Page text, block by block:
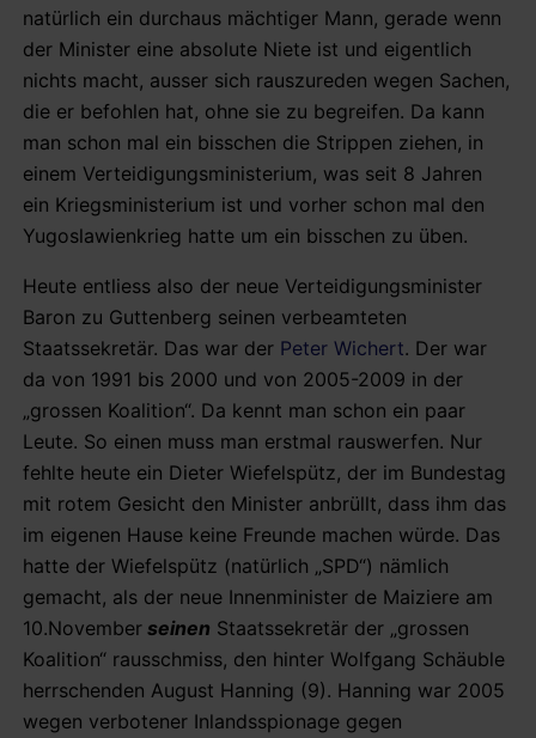
natürlich ein durchaus mächtiger Mann, gerade wenn
der Minister eine absolute Niete ist und eigentlich
nichts macht, ausser sich rauszureden wegen Sachen,
die er befohlen hat, ohne sie zu begreifen. Da kann
man schon mal ein bisschen die Strippen ziehen, in
einem Verteidigungsministerium, was seit 8 Jahren
ein Kriegsministerium ist und vorher schon mal den
Yugoslawienkrieg hatte um ein bisschen zu üben.
Heute entliess also der neue Verteidigungsminister
Baron zu Guttenberg seinen verbeamteten
Staatssekretär. Das war der Peter Wichert. Der war
da von 1991 bis 2000 und von 2005-2009 in der
„grossen Koalition“. Da kennt man schon ein paar
Leute. So einen muss man erstmal rauswerfen. Nur
fehlte heute ein Dieter Wiefelspütz, der im Bundestag
mit rotem Gesicht den Minister anbrüllt, dass ihm das
im eigenen Hause keine Freunde machen würde. Das
hatte der Wiefelspütz (natürlich „SPD“) nämlich
gemacht, als der neue Innenminister de Maiziere am
10.November seinen Staatssekretär der „grossen
Koalition“ rausschmiss, den hinter Wolfgang Schäuble
herrschenden August Hanning (9). Hanning war 2005
wegen verbotener Inlandsspionage gegen